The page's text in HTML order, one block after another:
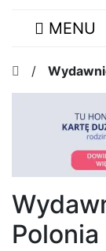
MENU
/
Polonia